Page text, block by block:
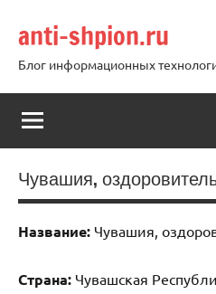
содержимому
anti-shpion.ru
Блог информационных
Чувашия,
Название: Чувашия,
Страна: Чувашская